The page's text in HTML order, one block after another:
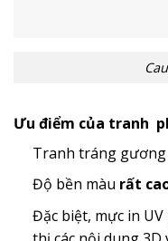
Ưu điểm của tranh
Tranh tráng gương
Độ bền màu rất
Đặc biệt, mực in